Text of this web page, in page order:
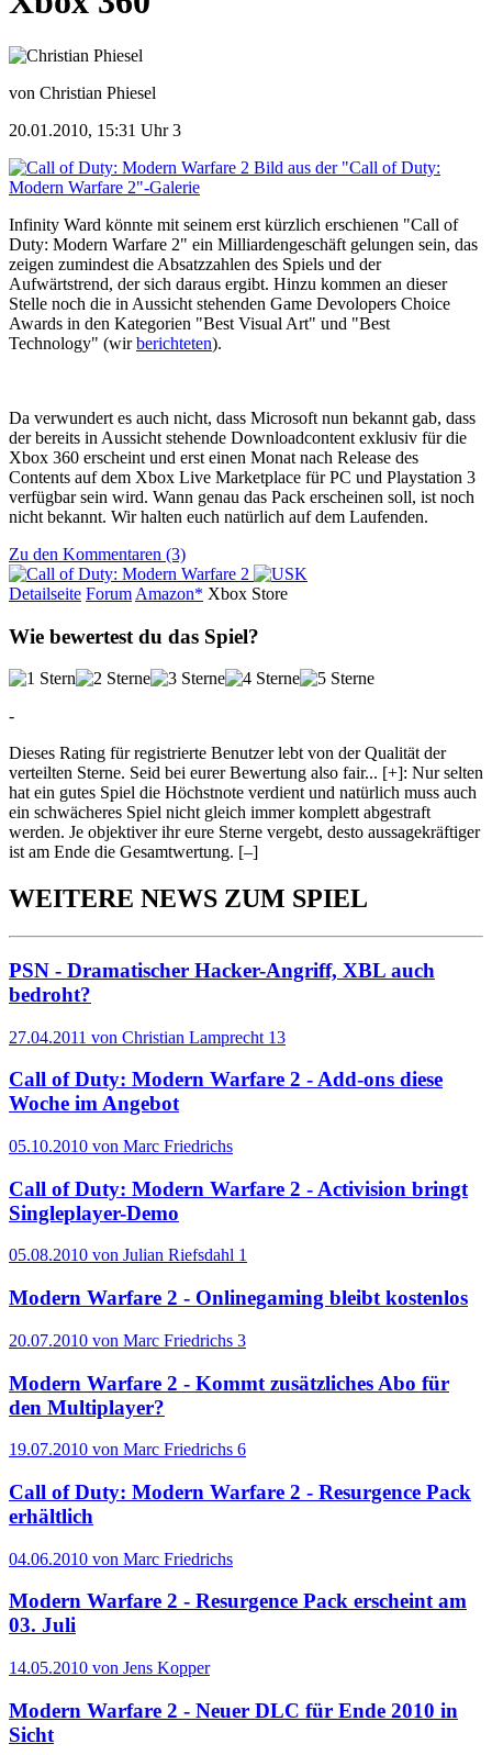
von Christian Phiesel
20.01.2010, 15:31 Uhr3
Bild aus der "Call of Duty:
Modern Warfare 2"-Galerie
Infinity Ward könnte mit seinem erst kürzlich erschienen "Call of
Duty: Modern Warfare 2" ein Milliardengeschäft gelungen sein, das
zeigen zumindest die Absatzzahlen des Spiels und der
Aufwärtstrend, der sich daraus ergibt. Hinzu kommen an dieser
Stelle noch die in Aussicht stehenden Game Devolopers Choice
Awards in den Kategorien "Best Visual Art" und "Best
Technology" (wirberichteten).
Da verwundert es auch nicht, dass Microsoft nun bekannt gab, dass
der bereits in Aussicht stehende Downloadcontent exklusiv für die
Xbox 360 erscheint und erst einen Monat nach Release des
Contents auf dem Xbox Live Marketplace für PC und Playstation 3
verfügbar sein wird. Wann genau das Pack erscheinen soll, ist noch
nicht bekannt. Wir halten euch natürlich auf dem Laufenden.
Zu den Kommentaren (3)
Detailseite Forum Amazon* Xbox Store
Wie bewertest du das Spiel?
-
Dieses Rating für registrierte Benutzer lebt von der Qualität der
verteilten Sterne. Seid bei eurer Bewertung also fair... [+]: Nur selten
hat ein gutes Spiel die Höchstnote verdient und natürlich muss auch
ein schwächeres Spiel nicht gleich immer komplett abgestraft
werden. Je objektiver ihr eure Sterne vergebt, desto aussagekräftiger
ist am Ende die Gesamtwertung. [–]
WEITERE NEWS ZUM SPIEL
PSN - Dramatischer Hacker-Angriff, XBL auch
bedroht?
27.04.2011 von Christian Lamprecht 13
Call of Duty: Modern Warfare 2 - Add-ons diese
Woche im Angebot
05.10.2010 von Marc Friedrichs
Call of Duty: Modern Warfare 2 - Activision bringt
Singleplayer-Demo
05.08.2010 von Julian Riefsdahl 1
Modern Warfare 2 - Onlinegaming bleibt kostenlos
20.07.2010 von Marc Friedrichs 3
Modern Warfare 2 - Kommt zusätzliches Abo für
den Multiplayer?
19.07.2010 von Marc Friedrichs 6
Call of Duty: Modern Warfare 2 - Resurgence Pack
erhältlich
04.06.2010 von Marc Friedrichs
Modern Warfare 2 - Resurgence Pack erscheint am
03. Juli
14.05.2010 von Jens Kopper
Modern Warfare 2 - Neuer DLC für Ende 2010 in
Sicht